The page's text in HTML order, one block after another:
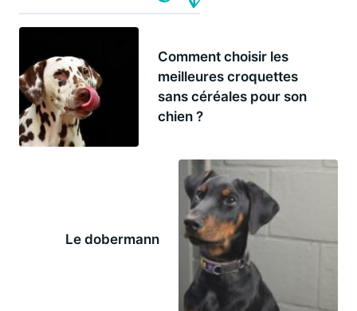
Comment choisir les
meilleures croquettes
sans céréales pour son
chien ?
Le dobermann